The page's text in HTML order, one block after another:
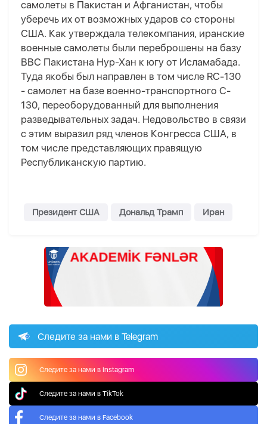
самолеты в Пакистан и Афганистан, чтобы
уберечь их от возможных ударов со стороны
США. Как утверждала телекомпания, иранские
военные самолеты были переброшены на базу
ВВС Пакистана Нур-Хан к югу от Исламабада.
Туда якобы был направлен в том числе RC-130
- самолет на базе военно-транспортного C-
130, переоборудованный для выполнения
разведывательных задач. Недовольство в связи
с этим выразил ряд членов Конгресса США, в
том числе представляющих правящую
Республиканскую партию.
Президент США Дональд Трамп Иран
Следите за нами в Telegram
Следите за нами в Instagram
Следите за нами в TikTok
Следите за нами в Facebook